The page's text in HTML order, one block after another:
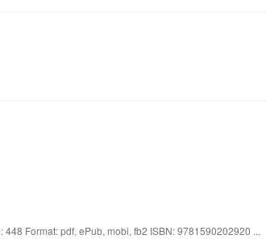
Format: pdf, ePub, mobi, fb2 ISBN: 9781590202920 ...